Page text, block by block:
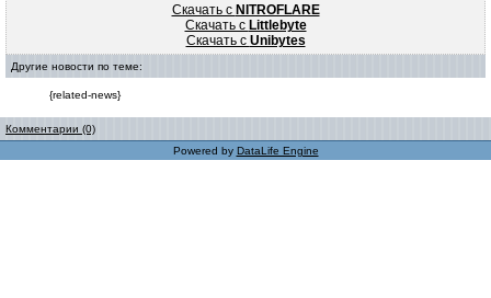
Скачать с NITROFLARE
Скачать с Littlebyte
Скачать с Unibytes
Другие новости по теме:
{related-news}
Комментарии (0)
Powered by DataLife Engine